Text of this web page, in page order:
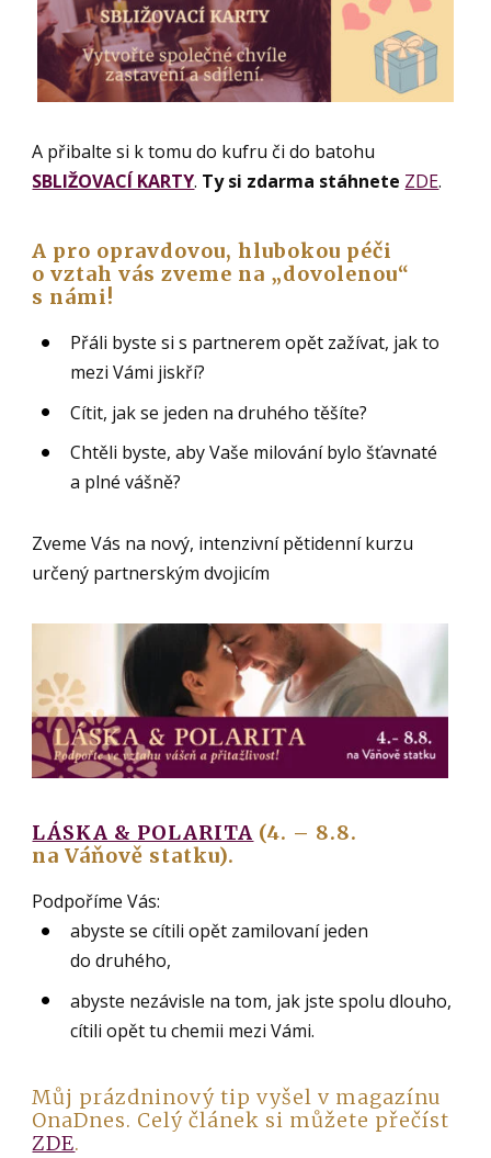
A přibalte si k tomu do kufru či do batohu
SBLIŽOVACÍ KARTY. Ty si zdarma stáhnete ZDE.
A pro opravdovou, hlubokou péči
o vztah vás zveme na „dovolenou“
s námi!
Přáli byste si s partnerem opět zažívat, jak to
mezi Vámi jiskří?
Cítit, jak se jeden na druhého těšíte?
Chtěli byste, aby Vaše milování bylo šťavnaté
a plné vášně?
Zveme Vás na nový, intenzivní pětidenní kurzu
určený partnerským dvojicím
LÁSKA & POLARITA (4. – 8.8.
na Váňově statku).
Podpoříme Vás:
abyste se cítili opět zamilovaní jeden
do druhého,
abyste nezávisle na tom, jak jste spolu dlouho,
cítili opět tu chemii mezi Vámi.
Můj prázdninový tip vyšel v magazínu
OnaDnes. Celý článek si můžete přečíst
ZDE.